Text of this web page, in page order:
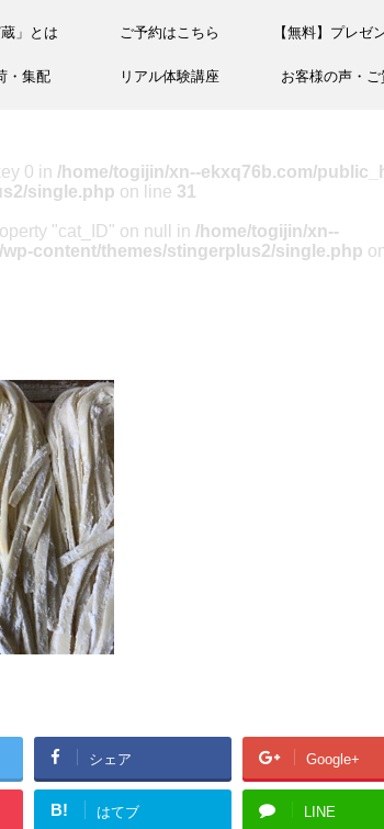
」とは ご予約はこちら 【無料】プレゼ
・集配 リアル体験講座 お客様の声・ご
0 in /home/togijin/xn--ekxq76b.com/
single.php on line 31
"cat_ID" on null in /home/togijin/xn--
content/themes/stingerplus2/single.php
シェア Google+
B! はてブ LINE